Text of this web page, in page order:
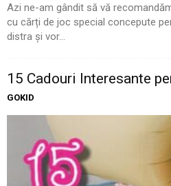
Azi ne-am gândit să vă
cu cărți de joc special concepute
distra și vor...
15 Cadouri Interesante
GOKID